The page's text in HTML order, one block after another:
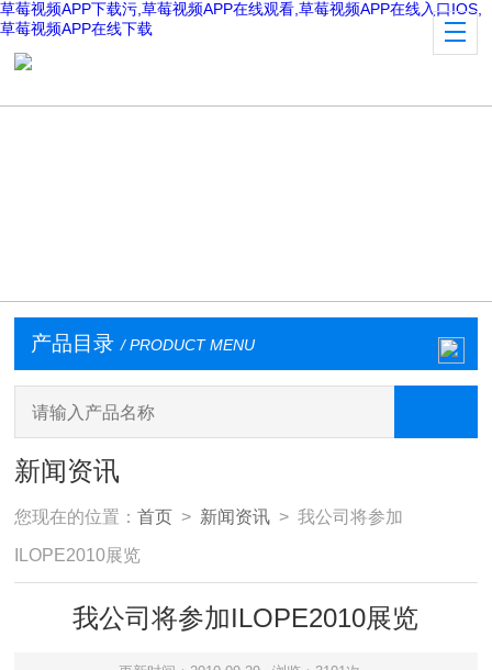
草莓视频APP下载污,草莓视频APP在线观看,草莓视频APP在线入口IOS,
草莓视频APP在线下载
产品目录 / PRODUCT MENU
新闻资讯
您现在的位置：首页 > 新闻资讯 > 我公司将参加
ILOPE2010展览
我公司将参加ILOPE2010展览